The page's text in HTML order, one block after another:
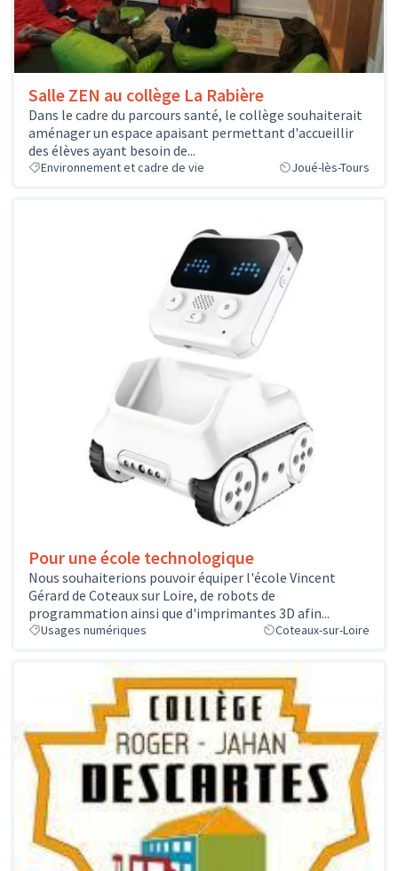
Salle ZEN au collège La Rabière
Dans le cadre du parcours santé, le collège souhaiterait
aménager un espace apaisant permettant d'accueillir
des élèves ayant besoin de...
Environnement et cadre de vie Joué-lès-Tours
Pour une école technologique
Nous souhaiterions pouvoir équiper l'école Vincent
Gérard de Coteaux sur Loire, de robots de
programmation ainsi que d'imprimantes 3D afin...
Usages numériques Coteaux-sur-Loire